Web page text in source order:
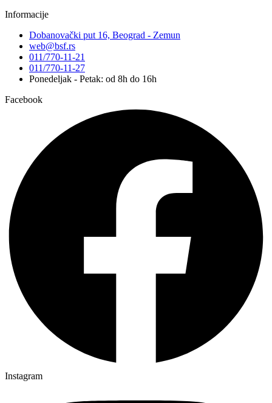
Informacije
Dobanovački put 16, Beograd - Zemun
web@bsf.rs
011/770-11-21
011/770-11-27
Ponedeljak - Petak: od 8h do 16h
Facebook
Instagram